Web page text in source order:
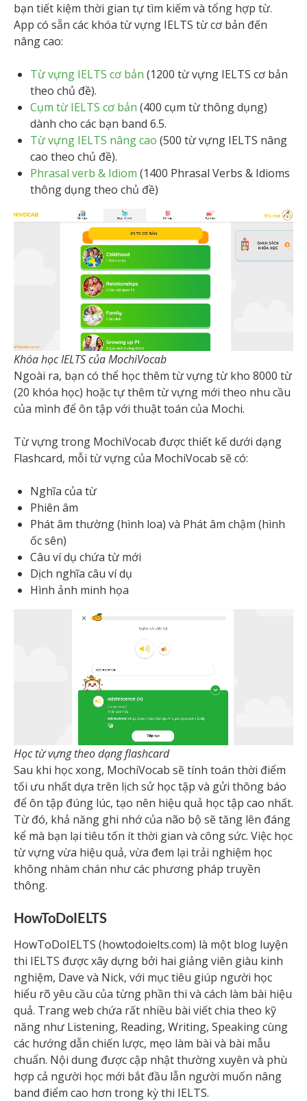
bạn tiết kiệm thời gian tự tìm kiếm và tổng hợp từ.
App có sẵn các khóa từ vựng IELTS từ cơ bản đến
nâng cao:
Từ vựng IELTS cơ bản (1200 từ vựng IELTS cơ bản
theo chủ đề).
Cụm từ IELTS cơ bản (400 cụm từ thông dụng)
dành cho các bạn band 6.5.
Từ vựng IELTS nâng cao (500 từ vựng IELTS nâng
cao theo chủ đề).
Phrasal verb & Idiom (1400 Phrasal Verbs & Idioms
thông dụng theo chủ đề)
Khóa học IELTS của MochiVocab
Ngoài ra, bạn có thể học thêm từ vựng từ kho 8000 từ
(20 khóa học) hoặc tự thêm từ vựng mới theo nhu cầu
của mình để ôn tập với thuật toán của Mochi.
Từ vựng trong MochiVocab được thiết kế dưới dạng
Flashcard, mỗi từ vựng của MochiVocab sẽ có:
Nghĩa của từ
Phiên âm
Phát âm thường (hình loa) và Phát âm chậm (hình
ốc sên)
Câu ví dụ chứa từ mới
Dịch nghĩa câu ví dụ
Hình ảnh minh họa
Học từ vựng theo dạng flashcard
Sau khi học xong, MochiVocab sẽ tính toán thời điểm
tối ưu nhất dựa trên lịch sử học tập và gửi thông báo
để ôn tập đúng lúc, tạo nên hiệu quả học tập cao nhất.
Từ đó, khả năng ghi nhớ của não bộ sẽ tăng lên đáng
kể mà bạn lại tiêu tốn ít thời gian và công sức. Việc học
từ vựng vừa hiệu quả, vừa đem lại trải nghiệm học
không nhàm chán như các phương pháp truyền
thông.
HowToDoIELTS
HowToDoIELTS (howtodoielts.com) là một blog luyện
thi IELTS được xây dựng bởi hai giảng viên giàu kinh
nghiệm, Dave và Nick, với mục tiêu giúp người học
hiểu rõ yêu cầu của từng phần thi và cách làm bài hiệu
quả. Trang web chứa rất nhiều bài viết chia theo kỹ
năng như Listening, Reading, Writing, Speaking cùng
các hướng dẫn chiến lược, mẹo làm bài và bài mẫu
chuẩn. Nội dung được cập nhật thường xuyên và phù
hợp cả người học mới bắt đầu lẫn người muốn nâng
band điểm cao hơn trong kỳ thi IELTS.